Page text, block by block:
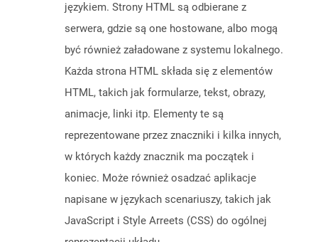
językiem. Strony HTML są odbierane z
serwera, gdzie są one hostowane, albo mogą
być również załadowane z systemu lokalnego.
Każda strona HTML składa się z elementów
HTML, takich jak formularze, tekst, obrazy,
animacje, linki itp. Elementy te są
reprezentowane przez znaczniki i kilka innych,
w których każdy znacznik ma początek i
koniec. Może również osadzać aplikacje
napisane w językach scenariuszy, takich jak
JavaScript i Style Arreets (CSS) do ogólnej